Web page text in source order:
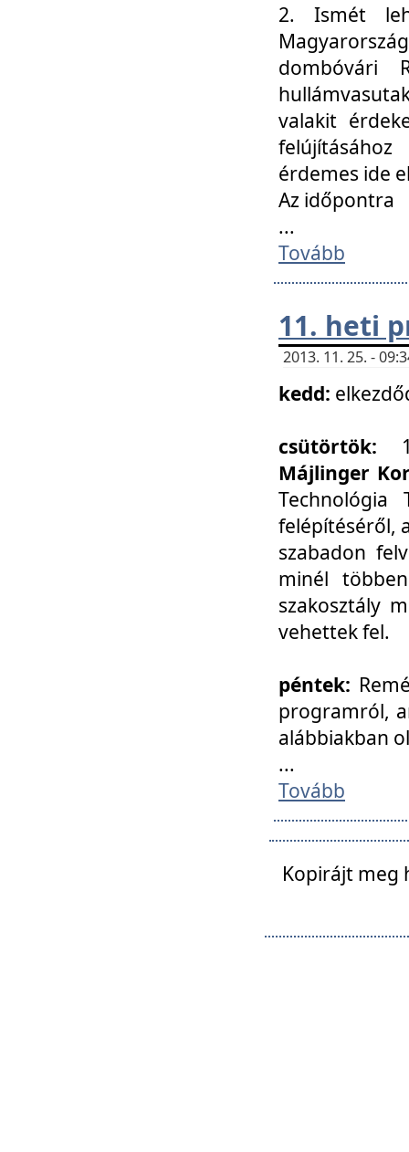
2. Ismét
dombóvári
valakit
érdemes ide
Az időpontra
...
Tovább
11. heti
2013. 11. 25. -
kedd:
csütörtök:
Májlinger
Technológia
felépítéséről,
szabadon
minél
szakosztály
vehettek fel.
péntek:
programról,
alábbiakban
...
Tovább
Kopirájt meg